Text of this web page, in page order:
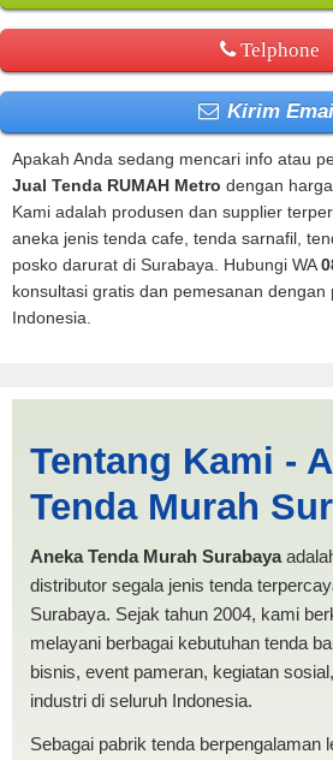
Telphone
Kirim
Apakah Anda sedang mencari info atau
Jual Tenda RUMAH Metro dengan
Kami adalah produsen dan supplier
aneka jenis tenda cafe, tenda sarnafil,
posko darurat di Surabaya. Hubungi WA
konsultasi gratis dan pemesanan dengan
Indonesia.
PRODUKSI
MURAH
Tentang Kami -
Tenda Murah
Aneka Tenda Murah Surabaya
distributor segala jenis tenda
Surabaya. Sejak tahun 2004, kami
melayani berbagai kebutuhan tenda
bisnis, event pameran, kegiatan
industri di seluruh Indonesia.
Sebagai pabrik tenda berpengalaman